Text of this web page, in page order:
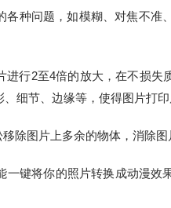
各种问题，如模糊、对焦不
进行2至4倍的放大，在不损
细节、边缘等，使得图片打印
除图片上多余的物体，消除
一键将你的照片转换成动漫